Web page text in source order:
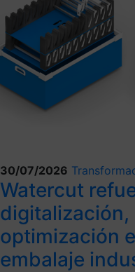
30/07/2026
Watercut
optimización
embalaje